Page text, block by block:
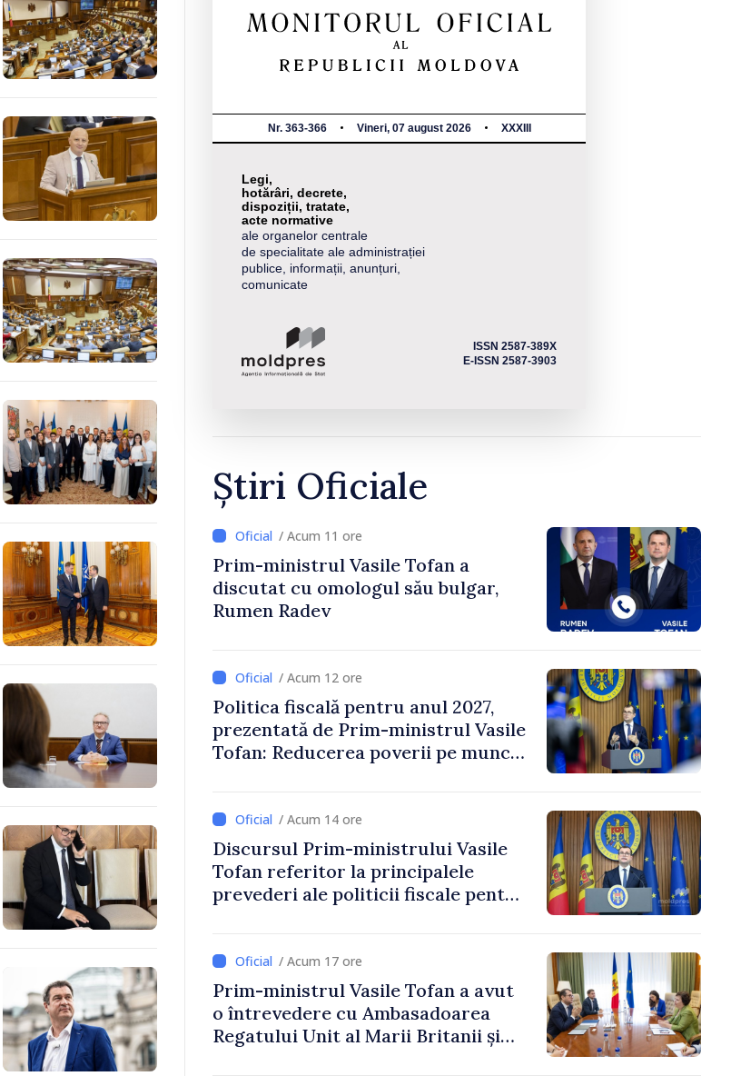
Nr. 363-366 Vineri, 07 august 2026 XXXIII
Legi,
hotărâri, decrete,
dispoziții, tratate,
acte normative
ale organelor centrale
de specialitate ale administrației
publice, informații, anunțuri,
comunicate
ISSN 2587-389X
E-ISSN 2587-3903
Știri Oficiale
/ Acum 11 ore
Prim-ministrul Vasile Tofan a
discutat cu omologul său bulgar,
Rumen Radev
/ Acum 12 ore
Politica fiscală pentru anul 2027,
prezentată de Prim-ministrul Vasile
Tofan: Reducerea poverii pe muncă,
/ Acum 14 ore
Discursul Prim-ministrului Vasile
Tofan referitor la principalele
prevederi ale politicii fiscale pentru
/ Acum 17 ore
Prim-ministrul Vasile Tofan a avut
o întrevedere cu Ambasadoarea
Regatului Unit al Marii Britanii și